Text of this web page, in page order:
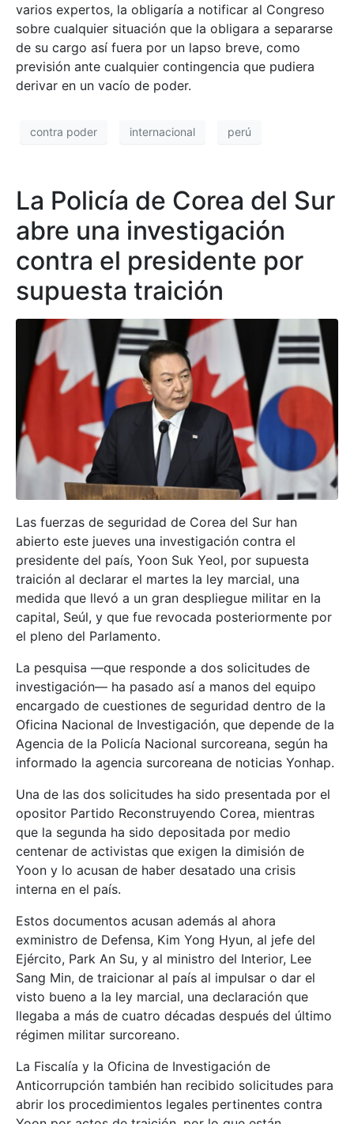
varios expertos, la obligaría a notificar al Congreso
sobre cualquier situación que la obligara a separarse
de su cargo así fuera por un lapso breve, como
previsión ante cualquier contingencia que pudiera
derivar en un vacío de poder.
contra poder internacional perú
La Policía de Corea del Sur
abre una investigación
contra el presidente por
supuesta traición
Las fuerzas de seguridad de Corea del Sur han
abierto este jueves una investigación contra el
presidente del país, Yoon Suk Yeol, por supuesta
traición al declarar el martes la ley marcial, una
medida que llevó a un gran despliegue militar en la
capital, Seúl, y que fue revocada posteriormente por
el pleno del Parlamento.
La pesquisa —que responde a dos solicitudes de
investigación— ha pasado así a manos del equipo
encargado de cuestiones de seguridad dentro de la
Oficina Nacional de Investigación, que depende de la
Agencia de la Policía Nacional surcoreana, según ha
informado la agencia surcoreana de noticias Yonhap.
Una de las dos solicitudes ha sido presentada por el
opositor Partido Reconstruyendo Corea, mientras
que la segunda ha sido depositada por medio
centenar de activistas que exigen la dimisión de
Yoon y lo acusan de haber desatado una crisis
interna en el país.
Estos documentos acusan además al ahora
exministro de Defensa, Kim Yong Hyun, al jefe del
Ejército, Park An Su, y al ministro del Interior, Lee
Sang Min, de traicionar al país al impulsar o dar el
visto bueno a la ley marcial, una declaración que
llegaba a más de cuatro décadas después del último
régimen militar surcoreano.
La Fiscalía y la Oficina de Investigación de
Anticorrupción también han recibido solicitudes para
abrir los procedimientos legales pertinentes contra